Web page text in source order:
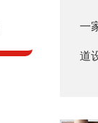
一
道